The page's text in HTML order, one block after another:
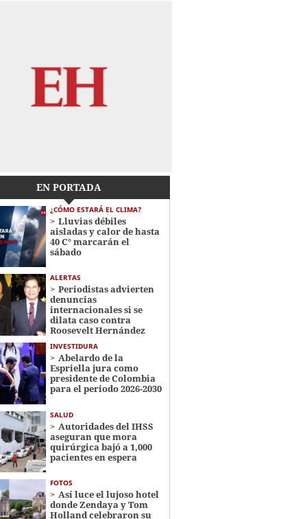
EN PORTADA
¿CÓMO ESTARÁ EL CLIMA?
Lluvias débiles
aisladas y calor de hasta
40 C° marcarán el
sábado
ALERTAS
Periodistas advierten
denuncias
internacionales si se
dilata caso contra
Roosevelt Hernández
INVESTIDURA
Abelardo de la
Espriella jura como
presidente de Colombia
para el periodo 2026-2030
SALUD
Autoridades del IHSS
aseguran que mora
quirúrgica bajó a 1,000
pacientes en espera
FOTOS
Así luce el lujoso hotel
donde Zendaya y Tom
Holland celebraron su